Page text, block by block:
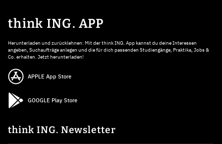
think ING. APP
Herunterladen und zurücklehnen: Mit der think ING. App kannst du deine Interessen
angeben, Suchaufträge anlegen und die für dich passenden Studiengänge, Praktika, Jobs &
Co. erhalten. Jetzt herunterladen!
APPLE App Store
GOOGLE Play Store
think ING. Newsletter